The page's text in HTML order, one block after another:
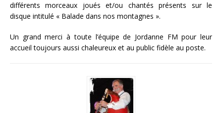
différents morceaux joués et/ou chantés présents sur le
disque intitulé « Balade dans nos montagnes ».
Un grand merci à toute l’équipe de Jordanne FM pour leur
accueil toujours aussi chaleureux et au public fidèle au poste.